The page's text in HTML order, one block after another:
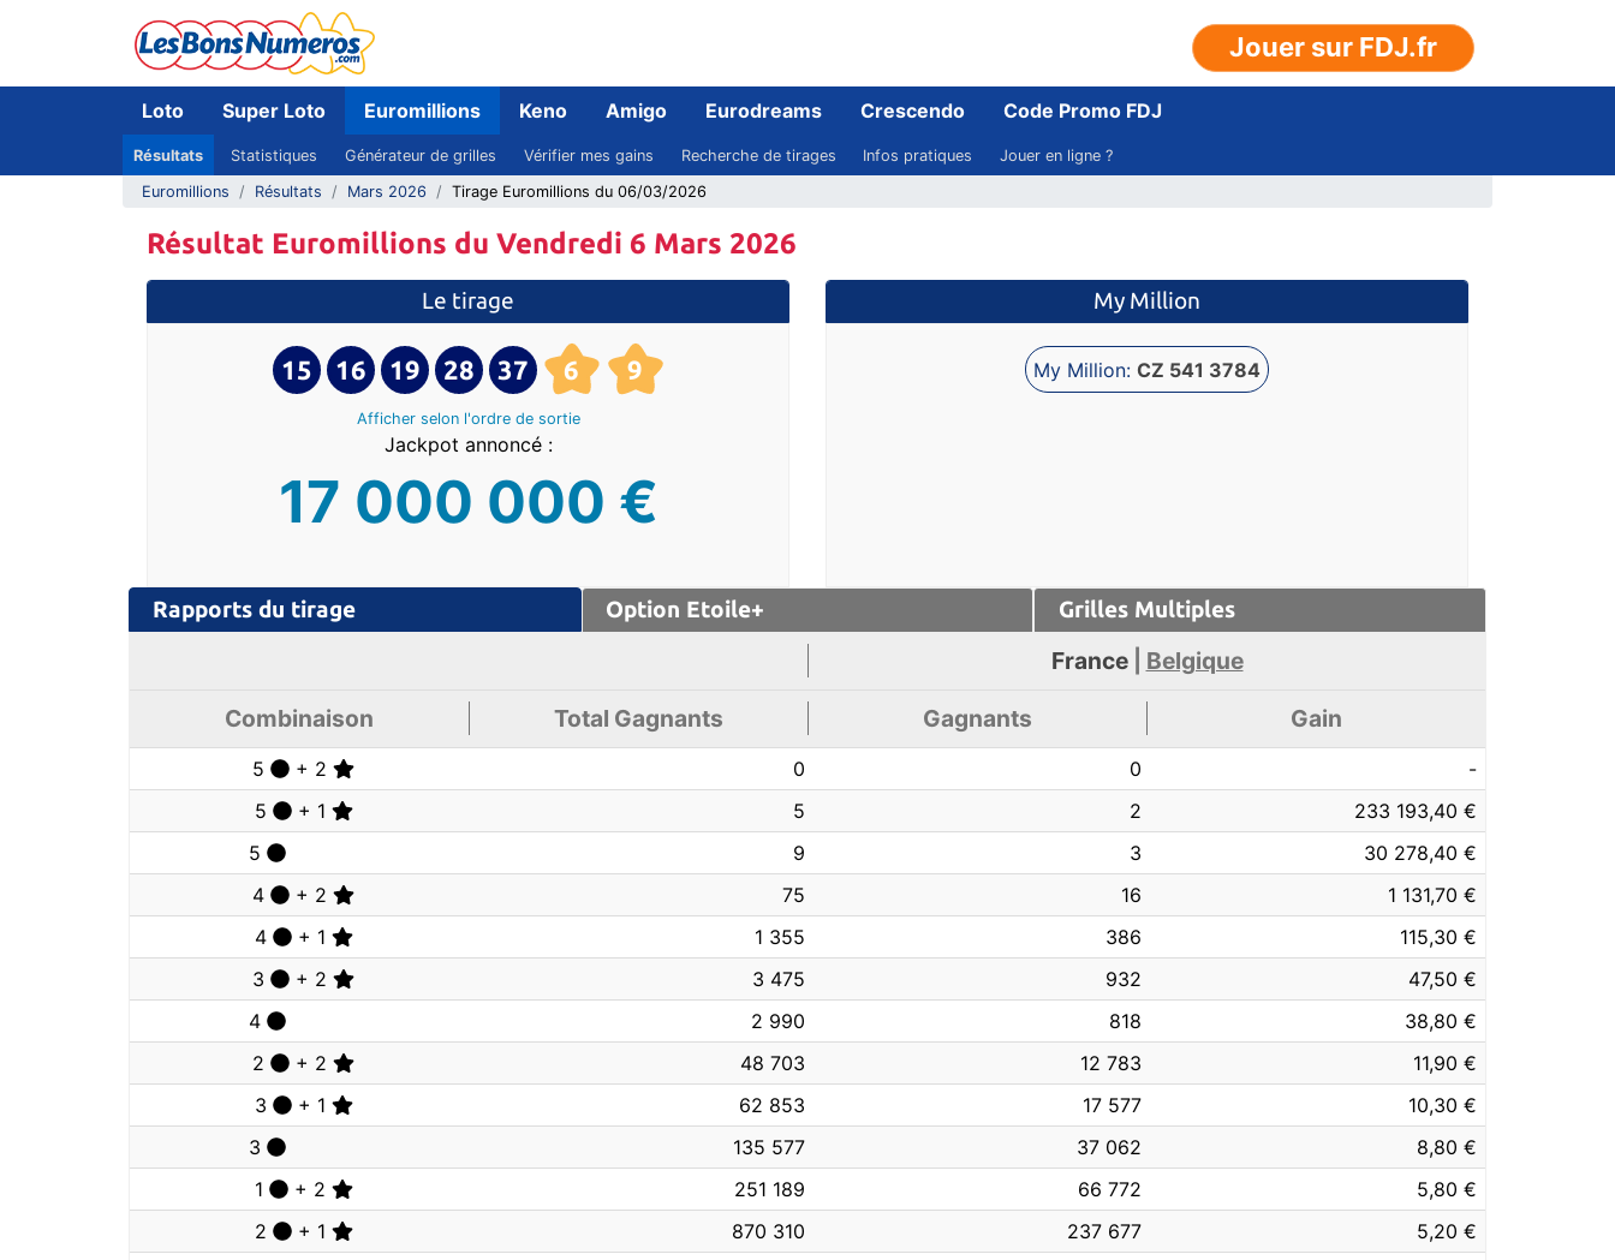
Jouer sur FDJ.fr
Loto Super Loto Euromillions Keno Amigo Eurodreams Crescendo Code Promo FDJ
Résultats Statistiques Générateur de grilles Vérifier mes gains Recherche de tirages Infos pratiques
Jouer en ligne ?
Euromillions
Résultats Mars 2026 Tirage Euromillions du 06/03/2026
Résultat Euromillions du Vendredi 6 Mars 2026
Le tirage
15 16 19 28 37 6 9
Afficher selon l'ordre de sortie
Jackpot annoncé :
17 000 000 €
My Million
My Million: CZ 541 3784
Rapports du tirage Option Etoile+ GrillesMultiples
France| Belgique
Combinaison Total Gagnants Gagnants Gain
5 + 2 0 0
-
5
+ 1 5 2
233 193,40 €
5
9 3
30 278,40 €
4
+ 2 75 16
1 131,70 €
4
+ 1 1 355 386
115,30 €
3
+ 2 3 475 932
47,50 €
4
2 990 818
38,80 €
2
+ 2 48 703 12 783
11,90 €
3
+ 1 62 853 17 577
10,30 €
3
135 577 37 062
8,80 €
1
+ 2 251 189 66 772
5,80 €
2
+ 1 870 310 237 677
5,20 €